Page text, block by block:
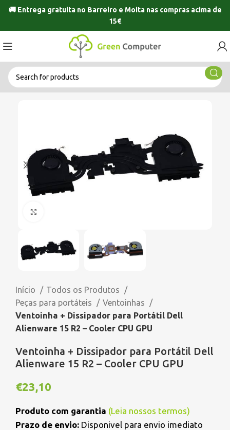
🚚 Entrega gratuita no Barreiro e Moitanas compras acima de
15€
Início
Todos os Produtos
Peças para portáteis
Ventoinhas
Ventoinha + Dissipador para Portátil Dell
Alienware 15 R2 – Cooler CPU GPU
Ventoinha + Dissipador para Portátil Dell
Alienware 15 R2 – Cooler CPU GPU
€23,10
Produto com garantia (Leia nossos termos)
Prazo de envio: Disponivel para envio imediato